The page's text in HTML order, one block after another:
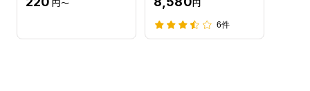
円～ 円
6件